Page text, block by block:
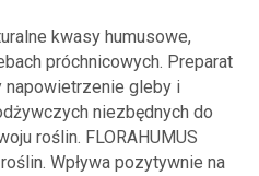
kwasy humusowe,
próchnicowych. Preparat
gleby i
niezbędnych do
roślin. FLORAHUMUS
Wpływa pozytywnie na